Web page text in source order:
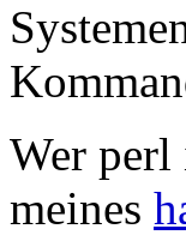
Wer perl
meines